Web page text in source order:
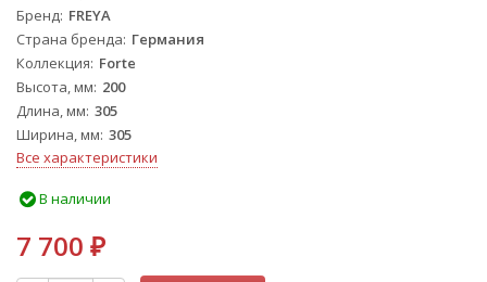
Бренд FREYA
Страна бренда Германия
Коллекция Forte
Высота, мм 200
Длина, мм 305
Ширина, мм 305
Все характеристики
В наличии
7 700 ₽